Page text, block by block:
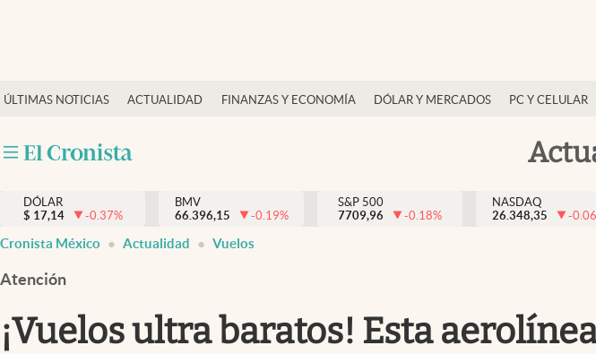
ÚLTIMAS NOTICIAS ACTUALIDAD FINANZAS Y ECONOMÍA DÓLAR Y MERCADOS PC Y CELULAR
Actualidad
Internacionales
Opinión
Brand Strategy
Vida y estilo
DÓLAR
$ 17,14 -0.37%
BMV
66.396,15
-0.19%
S&P 500
7709,96
-0.18%
NASDAQ
26.348,35
-0.06
Cronista México Actualidad Vuelos
Atención
¡Vuelos ultra baratos! Esta